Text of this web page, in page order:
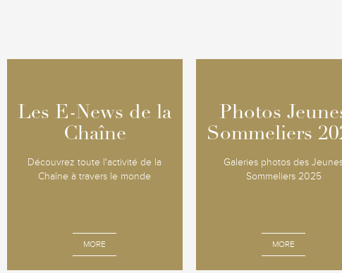
Les E-News de la
Chaîne
Découvrez toute l'activité de la
Chaîne à travers le monde
MORE
Les E-News de la
Chaîne
Photos
Sommeliers
Galeries photos des
Sommeliers 2025
MORE
Photos
Sommeliers